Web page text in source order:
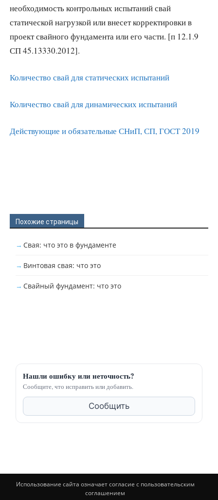
необходимость контрольных испытаний свай
статической нагрузкой или внесет корректировки в
проект свайного фундамента или его части. [п 12.1.9
СП 45.13330.2012].
Количество свай для статических испытаний
Количество свай для динамических испытаний
Действующие и обязательные СНиП, СП, ГОСТ 2019
Похожие страницы
Свая: что это в фундаменте
Винтовая свая: что это
Свайный фундамент: что это
Нашли ошибку или неточность?
Сообщите, что исправить или добавить.
Сообщить
Использование сайта означает согласие с пользовательским
соглашением